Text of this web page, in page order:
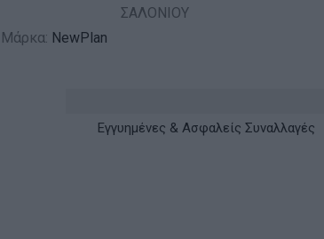
ΣΑΛΟΝΙΟΥ
Μάρκα: NewPlan
Εγγυημένες & Ασφαλείς Συναλλαγές